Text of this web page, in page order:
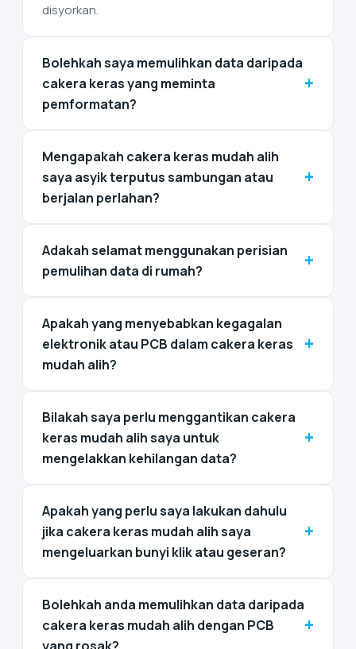
disyorkan.
Bolehkah saya memulihkan data daripada
cakera keras yang meminta
pemformatan?
+
Mengapakah cakera keras mudah alih
saya asyik terputus sambungan atau
berjalan perlahan?
+
Adakah selamat menggunakan perisian
pemulihan data di rumah?
+
Apakah yang menyebabkan kegagalan
elektronik atau PCB dalam cakera keras
mudah alih?
+
Bilakah saya perlu menggantikan cakera
keras mudah alih saya untuk
mengelakkan kehilangan data?
+
Apakah yang perlu saya lakukan dahulu
jika cakera keras mudah alih saya
mengeluarkan bunyi klik atau geseran?
+
Bolehkah anda memulihkan data daripada
cakera keras mudah alih dengan PCB
yang rosak?
+